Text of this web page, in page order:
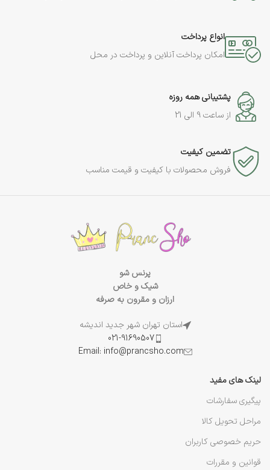
ارتفاع پایه میخی های شکلات خوری
متر می باشند
است یا سنگ داخل عکس متفاوت باشد
انواع پرداخت
امکان پرداخت آنلاین و پرداخت در محل
پشتیبانی همه روزه
از ساعت 9 الی 21
تضمین کیفیت
فروش محصولات با کیفیت و قیمت مناسب
پرنس شو
شیک و خاص
ارزان و مقرون به صرفه
استان تهران شهر جدید اندیشه
021-91690507
Email: info@prancsho.com
لینک های مفید
پیگیری سفارشات
مراحل تحویل کالا
حریم خصوصی کاربران
قوانین و مقررات